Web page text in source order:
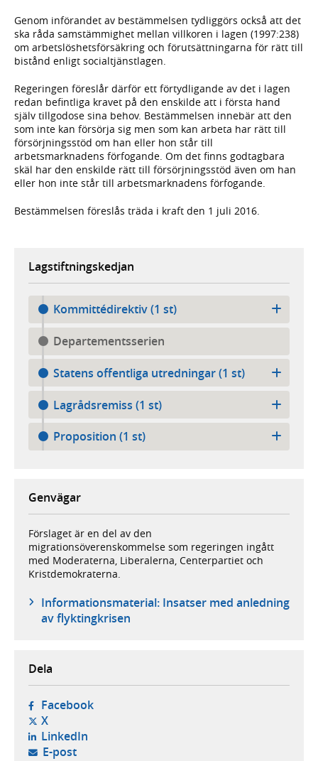
Genom införandet av bestämmelsen tydliggörs också att det
ska råda samstämmighet mellan villkoren i lagen (1997:238)
om arbetslöshetsförsäkring och förutsättningarna för rätt till
bistånd enligt socialtjänstlagen.
Regeringen föreslår därför ett förtydligande av det i lagen
redan befintliga kravet på den enskilde att i första hand
själv tillgodose sina behov. Bestämmelsen innebär att den
som inte kan försörja sig men som kan arbeta har rätt till
försörjningsstöd om han eller hon står till
arbetsmarknadens förfogande. Om det finns godtagbara
skäl har den enskilde rätt till försörjningsstöd även om han
eller hon inte står till arbetsmarknadens förfogande.
Bestämmelsen föreslås träda i kraft den 1 juli 2016.
Lagstiftningskedjan
Kommittédirektiv (1 st)
Departementsserien
Statens offentliga utredningar (1 st)
Lagrådsremiss (1 st)
Proposition (1 st)
Genvägar
Förslaget är en del av den
migrationsöverenskommelse som regeringen ingått
med Moderaterna, Liberalerna, Centerpartiet och
Kristdemokraterna.
Informationsmaterial: Insatser med anledning
av flyktingkrisen
Dela
Facebook- öppnas i ny flik, extern webbplats,
X- öppnas i ny flik, extern webbplats,
LinkedIn- öppnas i ny flik, extern webbplats,
E-post- öppnar din e-postklient,